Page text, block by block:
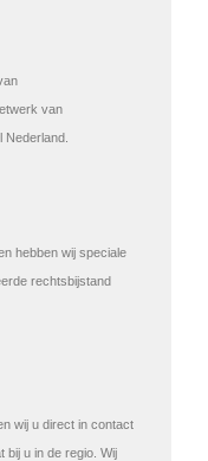
van
hebben wij speciale
rechtsbijstand
wij u direct in contact
bij u in de regio. Wij